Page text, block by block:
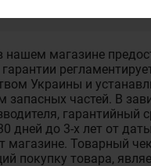
нашем магазине
Украины и
запасных частей. В
гарантийный
дней до 3-х лет от
магазине. Товарный
покупку товара,